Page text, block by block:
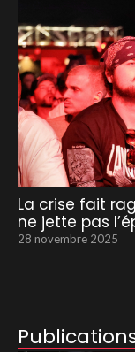
La crise fait
ne jette pas
28 novembre 2025